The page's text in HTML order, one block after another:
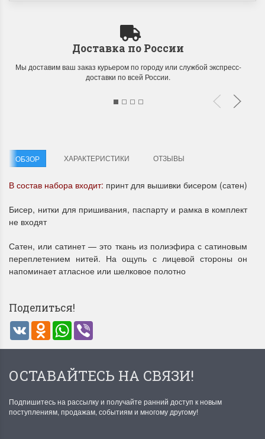
Летние Скидки
честь первого летнего дня
Чудетство...
ПОДРОБНЕЕ
Анастасия Туманова
1 июня 2024 11:29
Раритеты Дим.
22 мая 2024 13:01
Доставка по России
Мы доставим ваш заказ курьером по городу или службой экспресс-
доставки по всей России.
ОБЗОР ХАРАКТЕРИСТИКИ ОТЗЫВЫ
В состав набора входит: принт для вышивки бисером (сатен)
Бисер, нитки для пришивания, паспарту и рамка в комплект
не входят
Сатен, или сатинет — это ткань из полиэфира с сатиновым
переплетением нитей. На ощупь с лицевой стороны он
напоминает атласное или шелковое полотно
Поделиться!
VK Odnoklassniki
WhatsApp
ОСТАВАЙТЕСЬ НА СВЯЗИ!
Подпишитесь на рассылку и получайте ранний доступ к новым
поступлениям, продажам, событиям и многому другому!